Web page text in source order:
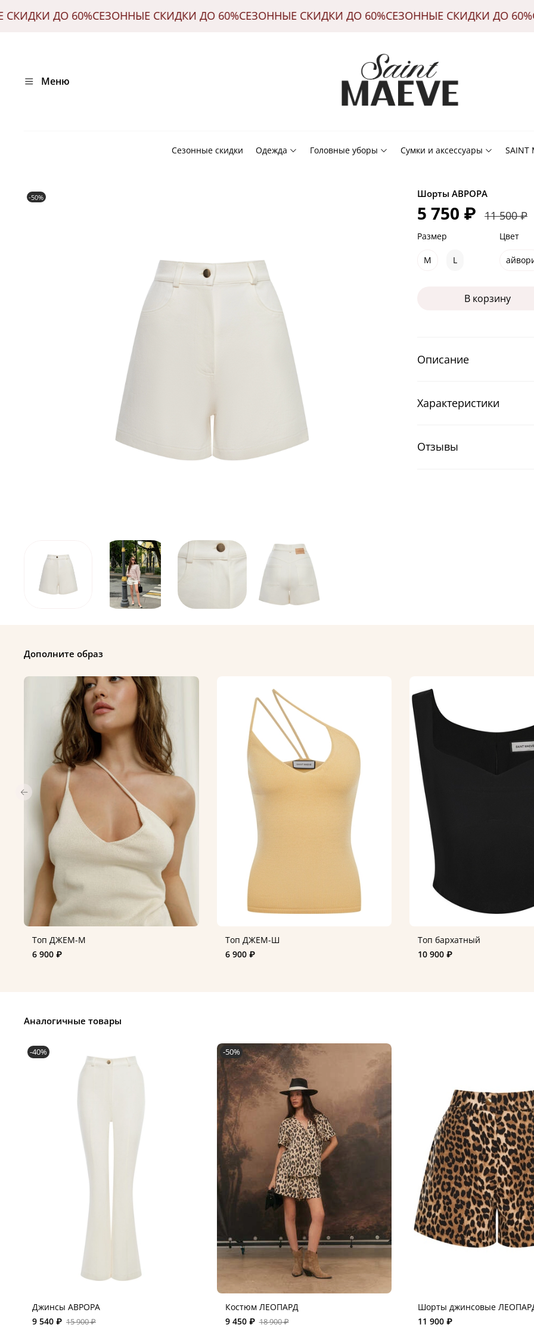
СКИДКИ ДО 60%СЕЗОННЫЕ СКИДКИ ДО 60%СЕЗОННЫЕ СКИДКИ ДО 60%СЕЗОННЫЕ СКИДКИ ДО
Меню
Сезонные скидки Одежда Головные уборы Сумки и аксессуары SAINT
-50% Шорты АВРОРА
5 750 ₽ 11 500 ₽
В корзину
Размер
M L
Цвет
Описание
Характеристики
Отзывы
Дополните образ
Топ ДЖЕМ-M
6 900 ₽
Топ ДЖЕМ-Ш
6 900 ₽
Топ бархатный
10 900 ₽
Аналогичные товары
-40%
Джинсы АВРОРА
9 540 ₽ 15 900 ₽
-50%
Костюм ЛЕОПАРД
9 450 ₽ 18 900 ₽
Шорты джинсовые
11 900 ₽